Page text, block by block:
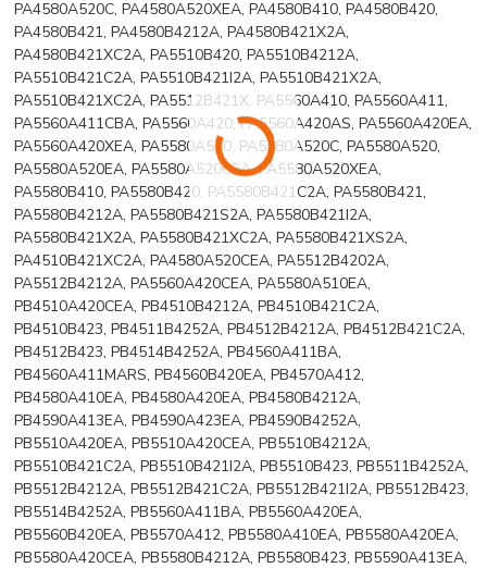
PA4580A520C, PA4580A520XEA, PA4580B410, PA4580B420,
PA4580B421, PA4580B4212A, PA4580B421X2A,
PA4580B421XC2A, PA5510B420, PA5510B4212A,
PA5510B421C2A, PA5510B421I2A, PA5510B421X2A,
PA5510B421XC2A, PA5512B421X, PA5560A410, PA5560A411,
PA5560A411CBA, PA5560A420, PA5560A420AS, PA5560A420EA,
PA5560A420XEA, PA5580A510, PA5580A520C, PA5580A520,
PA5580A520EA, PA5580A520CEA, PA5580A520XEA,
PA5580B410, PA5580B420, PA5580B421C2A, PA5580B421,
PA5580B4212A, PA5580B421S2A, PA5580B421I2A,
PA5580B421X2A, PA5580B421XC2A, PA5580B421XS2A,
PA4510B421XC2A, PA4580A520CEA, PA5512B4202A,
PA5512B4212A, PA5560A420CEA, PA5580A510EA,
PB4510A420CEA, PB4510B4212A, PB4510B421C2A,
PB4510B423, PB4511B4252A, PB4512B4212A, PB4512B421C2A,
PB4512B423, PB4514B4252A, PB4560A411BA,
PB4560A411MARS, PB4560B420EA, PB4570A412,
PB4580A410EA, PB4580A420EA, PB4580B4212A,
PB4590A413EA, PB4590A423EA, PB4590B4252A,
PB5510A420EA, PB5510A420CEA, PB5510B4212A,
PB5510B421C2A, PB5510B421I2A, PB5510B423, PB5511B4252A,
PB5512B4212A, PB5512B421C2A, PB5512B421I2A, PB5512B423,
PB5514B4252A, PB5560A411BA, PB5560A420EA,
PB5560B420EA, PB5570A412, PB5580A410EA, PB5580A420EA,
PB5580A420CEA, PB5580B4212A, PB5580B423, PB5590A413EA,